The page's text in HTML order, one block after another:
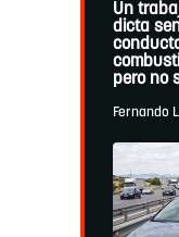
Un
dicta
pero no
Fernando